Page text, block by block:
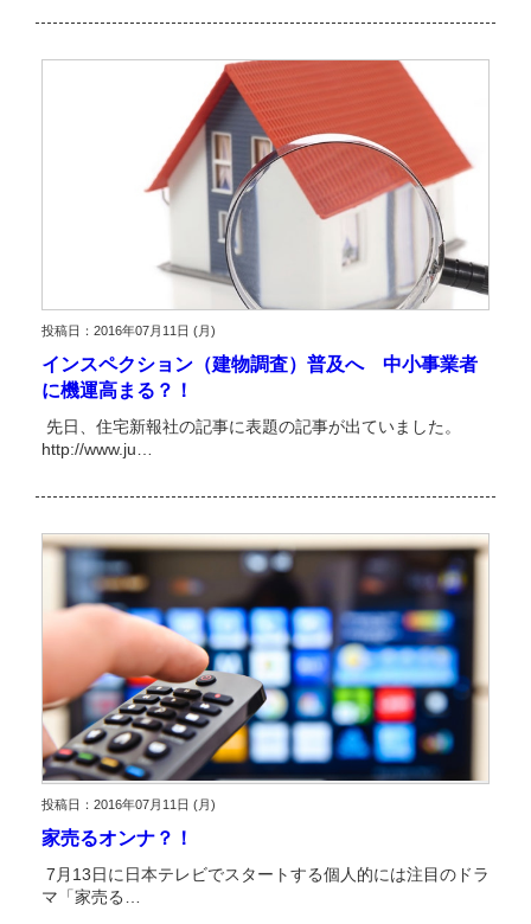
投稿日：2016年07月11日 (月)
インスペクション（建物調査）普及へ 中小事業者
に機運高まる？！
先日、住宅新報社の記事に表題の記事が出ていました。
http://www.ju…
投稿日：2016年07月11日 (月)
家売るオンナ？！
7月13日に日本テレビでスタートする個人的には注目のドラ
マ「家売る…